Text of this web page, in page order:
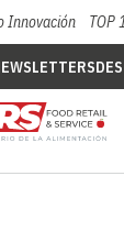
Innovación TOP